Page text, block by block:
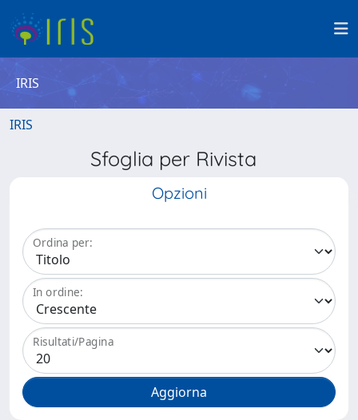
IRIS
IRIS
Sfoglia per Rivista
Opzioni
Ordina per:
In ordine:
Risultati/Pagina